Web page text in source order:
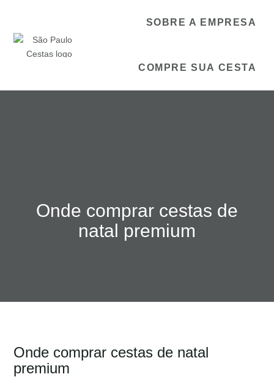
SOBRE A EMPRESA
COMPRE SUA CESTA
Onde comprar cestas de
natal premium
Onde comprar cestas de natal
premium